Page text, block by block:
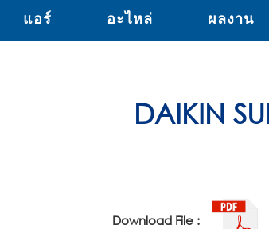
แอร์ อะไหล่ ผลงาน
DAIKIN
Download File :